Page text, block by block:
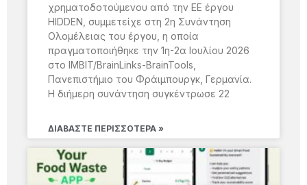
χρηματοδοτούμενου από την ΕΕ έργου
HIDDEN, συμμετείχε στη 2η Συνάντηση
Ολομέλειας του έργου, η οποία
πραγματοποιήθηκε την 1η-2α Ιουλίου 2026
στο IMBIT/BrainLinks-BrainTools,
Πανεπιστήμιο του Φράιμπουργκ, Γερμανία.
Η διήμερη συνάντηση συγκέντρωσε 22
ΔΙΑΒΆΣΤΕ ΠΕΡΙΣΣΌΤΕΡΑ »